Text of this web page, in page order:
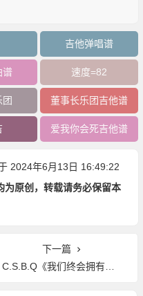
吉他弹唱谱
谱 速度=82
团 董事长乐团吉他谱
爱我你会死吉他谱
2024年6月13日 16:49:22
为原创，转载请务必保留本
下一篇
C.S.B.Q《我们终会拥有美好的未来》吉他谱C调吉他弹唱谱